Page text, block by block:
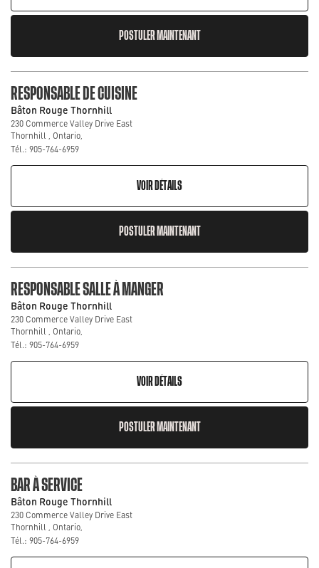
POSTULER MAINTENANT
RESPONSABLE DE CUISINE
Bâton Rouge Thornhill
230 Commerce Valley Drive East
Thornhill , Ontario,
Tél.: 905-764-6959
VOIR DÉTAILS
POSTULER MAINTENANT
RESPONSABLE SALLE À MANGER
Bâton Rouge Thornhill
230 Commerce Valley Drive East
Thornhill , Ontario,
Tél.: 905-764-6959
VOIR DÉTAILS
POSTULER MAINTENANT
BAR À SERVICE
Bâton Rouge Thornhill
230 Commerce Valley Drive East
Thornhill , Ontario,
Tél.: 905-764-6959